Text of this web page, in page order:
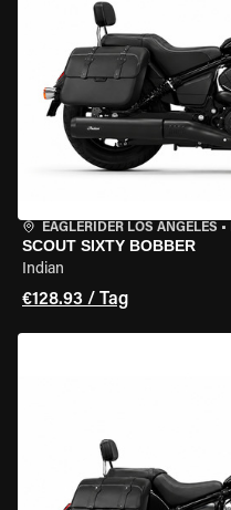
EAGLERIDER LOS ANGELES •
SCOUT SIXTY BOBBER
Indian
€128.93 / Tag